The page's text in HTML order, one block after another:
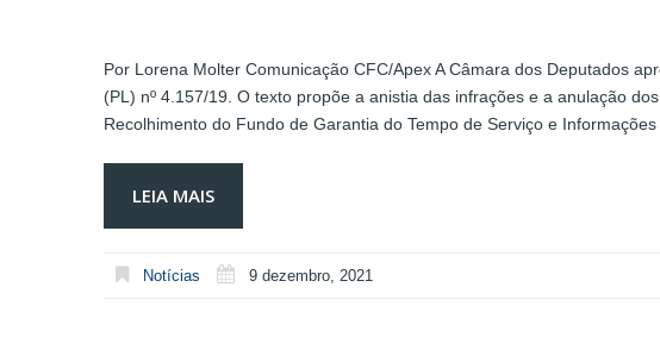
Por Lorena Molter Comunicação CFC/Apex A Câmara dos Deputados
(PL) nº 4.157/19. O texto propõe a anistia das infrações e a anulação
Recolhimento do Fundo de Garantia do Tempo de Serviço e
LEIA MAIS
Notícias 9 dezembro, 2021